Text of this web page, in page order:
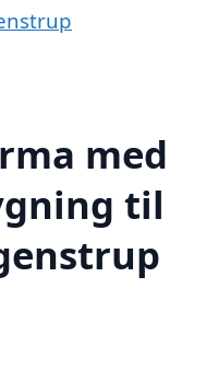
med
til